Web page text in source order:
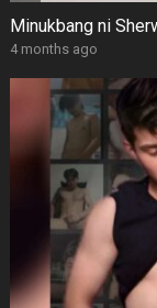
Minukbang ni
4 months ago